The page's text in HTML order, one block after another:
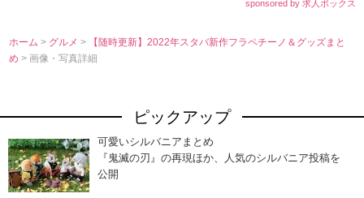
sponsored by 求人ボックス
ホーム > グルメ>
【随時更新】2022年スタバ新作フラペチーノ＆グッズまと
め> 画像・写真詳細
ピックアップ
可愛いシルバニアまとめ
『鬼滅の刃』の再現ほか、人気のシルバニア投稿を
公開